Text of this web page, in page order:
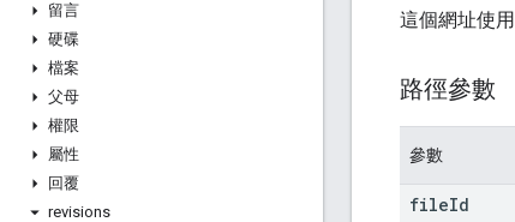
留言
硬碟
檔案
父母
權限
屬性
回覆
revisions
這個網址使用
路徑參數
參數
fileId